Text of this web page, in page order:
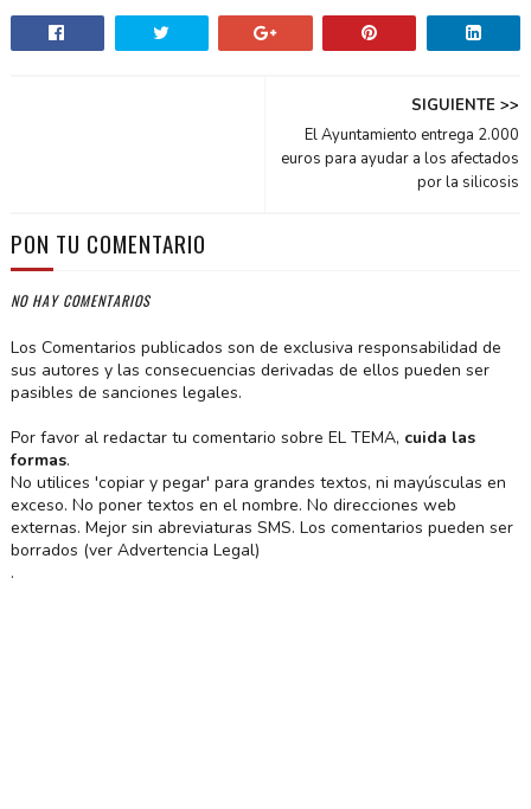
SIGUIENTE >>
El Ayuntamiento entrega 2.000
euros para ayudar a los afectados
por la silicosis
PON TU COMENTARIO
NO HAY COMENTARIOS
Los Comentarios publicados son de exclusiva responsabilidad de
sus autores y las consecuencias derivadas de ellos pueden ser
pasibles de sanciones legales.
Por favor al redactar tu comentario sobre EL TEMA, cuida las
formas.
No utilices 'copiar y pegar' para grandes textos, ni mayúsculas en
exceso. No poner textos en el nombre. No direcciones web
externas. Mejor sin abreviaturas SMS. Los comentarios pueden ser
borrados (ver Advertencia Legal)
.